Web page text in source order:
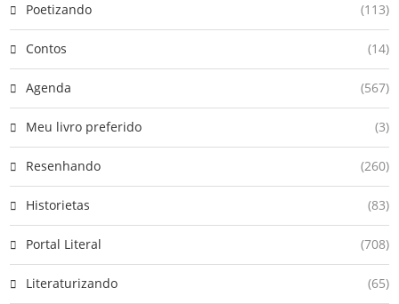
Poetizando (113)
Contos (14)
Agenda (567)
Meu livro preferido (3)
Resenhando (260)
Historietas (83)
Portal Literal (708)
Literaturizando (65)